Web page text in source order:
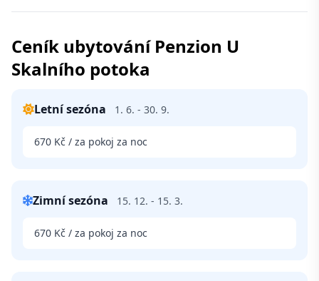
Ceník ubytování Penzion U
Skalního potoka
Letní sezóna 1. 6. - 30. 9.
670 Kč / za pokoj za noc
Zimní sezóna 15. 12. - 15. 3.
670 Kč / za pokoj za noc